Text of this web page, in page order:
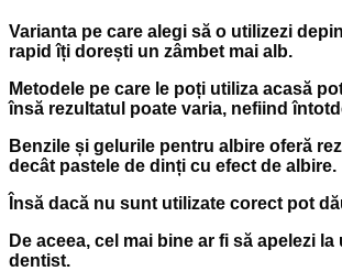
Varianta pe care alegi să o utilizezi
rapid îți dorești un zâmbet mai alb.
Metodele pe care le poți utiliza acasă
însă rezultatul poate varia, nefiind
Benzile și gelurile pentru albire oferă
decât pastele de dinți cu efect de albire.
Însă dacă nu sunt utilizate corect pot
De aceea, cel mai bine ar fi să apelezi la
dentist.